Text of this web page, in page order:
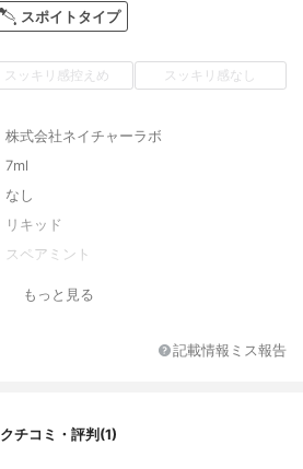
スポイトタイプ
スッキリ感控えめ スッキリ感なし
株式会社ネイチャーラボ
7ml
なし
リキッド
スペアミント
基剤:水/湿潤剤:フミン酸、グリセリン/清掃
沢剤:シルク/粘結剤:キサンタンガム、カル
ボキシメチルセルロース/矯味剤:デキストリ
もっと見る
記載情報ミス報告
クチコミ・評判(1)